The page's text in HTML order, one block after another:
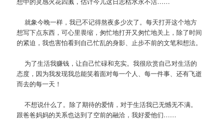
就象今晚一样，我已不记得熬夜多少次了。每天打开这个地方
想写下点东西，可心里畏缩，匆忙地打开又匆忙地关上，除了时间
的紧迫，我也害怕看到自己忙乱的身影、止步不前的文笔和想法。
为了生活我赚钱，让自己忙碌和充实。我很欣赏自己对生活的
态度，因为我发现我总能笑着面对每一个人、每一件事、还有飞逝
而去的每一天！
不想说什么了。除了期待的爱情，对于生活我已无憾无不满。
跟爸爸妈妈的关系也达到了空前的融洽，我好爱他们……